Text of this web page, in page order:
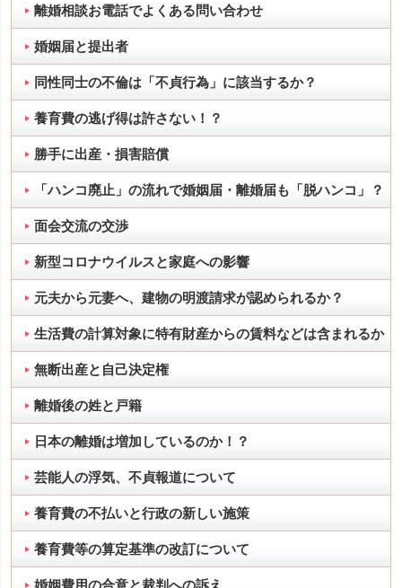
離婚相談お電話でよくある問い合わせ
婚姻届と提出者
同性同士の不倫は「不貞行為」に該当するか？
養育費の逃げ得は許さない！？
勝手に出産・損害賠償
「ハンコ廃止」の流れで婚姻届・離婚届も「脱ハンコ」？
面会交流の交渉
新型コロナウイルスと家庭への影響
元夫から元妻へ、建物の明渡請求が認められるか？
生活費の計算対象に特有財産からの賃料などは含まれるか
無断出産と自己決定権
離婚後の姓と戸籍
日本の離婚は増加しているのか！？
芸能人の浮気、不貞報道について
養育費の不払いと行政の新しい施策
養育費等の算定基準の改訂について